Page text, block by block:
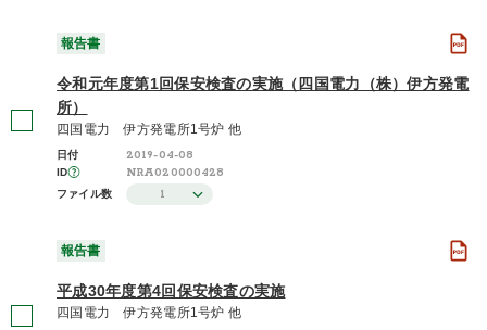
報告書
令和元年度第1回保安検査の実施（四国電力（株）伊方発電
所）
四国電力 伊方発電所1号炉 他
日付 2019-04-08
ID NRA020000428
ファイル数 1
報告書
平成30年度第4回保安検査の実施
四国電力 伊方発電所1号炉 他